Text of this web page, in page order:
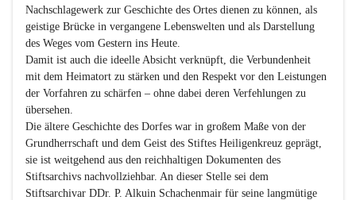
Nachschlagewerk zur Geschichte des Ortes dienen zu können, als
geistige Brücke in vergangene Lebenswelten und als Darstellung
des Weges vom Gestern ins Heute.
Damit ist auch die ideelle Absicht verknüpft, die Verbundenheit
mit dem Heimatort zu stärken und den Respekt vor den Leistungen
der Vorfahren zu schärfen – ohne dabei deren Verfehlungen zu
übersehen.
Die ältere Geschichte des Dorfes war in großem Maße von der
Grundherrschaft und dem Geist des Stiftes Heiligenkreuz geprägt,
sie ist weitgehend aus den reichhaltigen Dokumenten des
Stiftsarchivs nachvollziehbar. An dieser Stelle sei dem
Stiftsarchivar DDr. P. Alkuin Schachenmair für seine langmütige